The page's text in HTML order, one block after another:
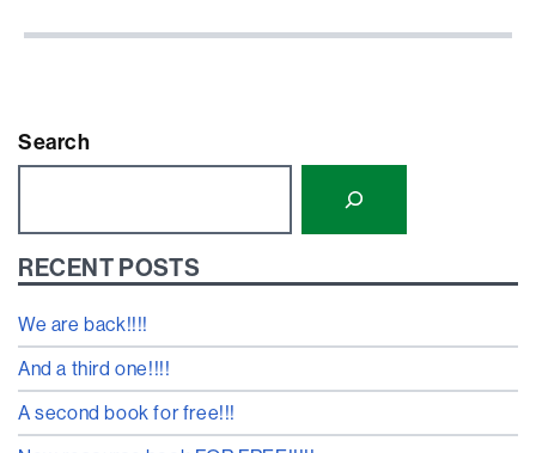
Search
RECENT POSTS
We are back!!!!
And a third one!!!!
A second book for free!!!